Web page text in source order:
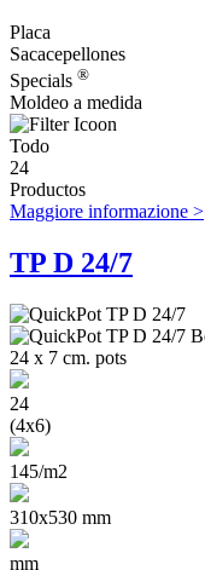
Placa
Sacacepellones
Specials ®
Moldeo a medida
Todo
24
Productos
Maggiore informazione >
TP D 24/7
24 x 7 cm. pots
24
(4x6)
145/m2
310x530 mm
mm